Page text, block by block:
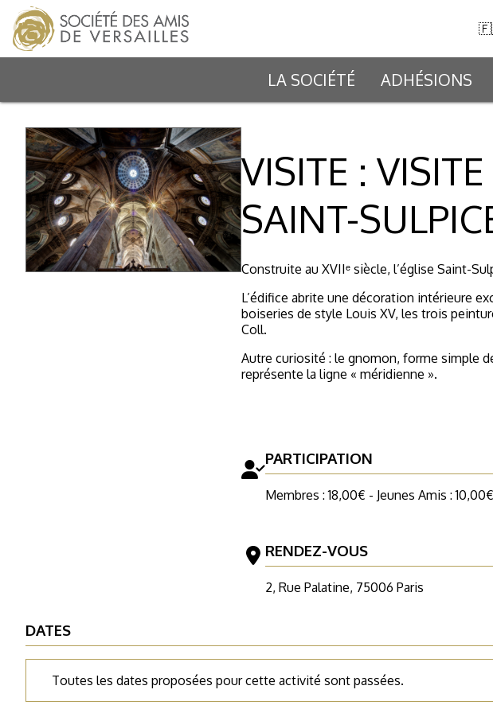
LA SOCIÉTÉ ADHÉSIONS
VISITE :
SAINT-
Construite au XVIIᵉ siècle, l’église Saint-
L’édifice abrite une décoration intérieure
boiseries de style Louis XV, les trois
Coll.
Autre curiosité : le gnomon, forme simple
représente la ligne « méridienne ».
PARTICIPATION
Membres : 18,00€ - Jeunes Amis :
RENDEZ-VOUS
2, Rue Palatine, 75006 Paris
DATES
Toutes les dates proposées pour cette activité sont passées.